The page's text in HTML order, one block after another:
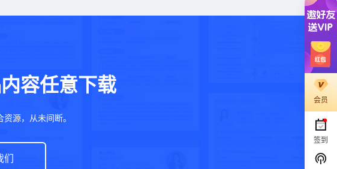
容任意下载
源，从未间断。
们
会员
签到